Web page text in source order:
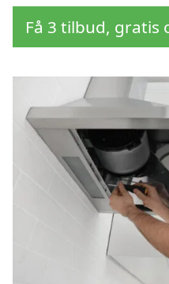
Få 3 tilbud,